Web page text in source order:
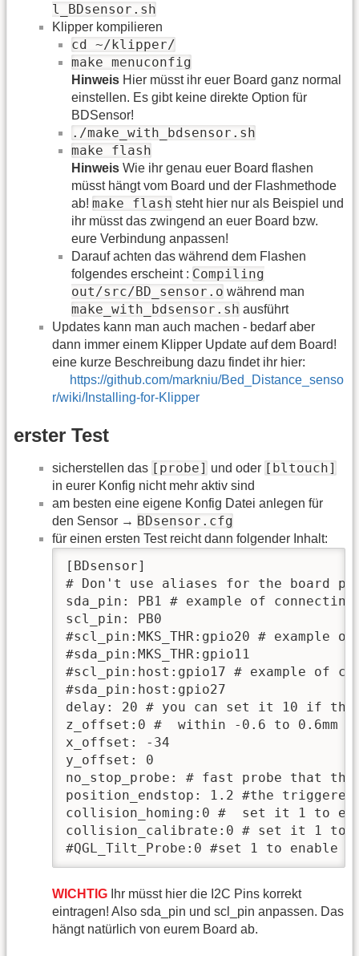
l_BDsensor.sh
Klipper kompilieren
cd ~/klipper/
make menuconfig
Hinweis Hier müsst ihr euer Board ganz normal
einstellen. Es gibt keine direkte Option für
BDSensor!
./make_with_bdsensor.sh
make flash
Hinweis Wie ihr genau euer Board flashen
müsst hängt vom Board und der Flashmethode
ab! make flash steht hier nur als Beispiel und
ihr müsst das zwingend an euer Board bzw.
eure Verbindung anpassen!
Darauf achten das während dem Flashen
folgendes erscheint : Compiling
out/src/BD_sensor.o während man
make_with_bdsensor.sh ausführt
Updates kann man auch machen - bedarf aber
dann immer einem Klipper Update auf dem Board!
eine kurze Beschreibung dazu findet ihr hier:
https://github.com/markniu/Bed_Distance_senso
r/wiki/Installing-for-Klipper
erster Test
sicherstellen das [probe] und oder [bltouch]
in eurer Konfig nicht mehr aktiv sind
am besten eine eigene Konfig Datei anlegen für
den Sensor → BDsensor.cfg
für einen ersten Test reicht dann folgender Inhalt:
[BDsensor]
# Don't use aliases for the board
sda_pin: PB1 # example of
scl_pin: PB0
#scl_pin:MKS_THR:gpio20 # example
#sda_pin:MKS_THR:gpio11
#scl_pin:host:gpio17 # example of
#sda_pin:host:gpio27
delay: 20 # you can set it 10 if the
z_offset:0 #  within -0.6 to 0.6mm
x_offset: -34
y_offset: 0
no_stop_probe: # fast probe that
position_endstop: 1.2 #the
collision_homing:0 #  set it 1 to
collision_calibrate:0 # set it 1 to
#QGL_Tilt_Probe:0 #set 1 to enable
WICHTIG Ihr müsst hier die I2C Pins korrekt
eintragen! Also sda_pin und scl_pin anpassen. Das
hängt natürlich von eurem Board ab.